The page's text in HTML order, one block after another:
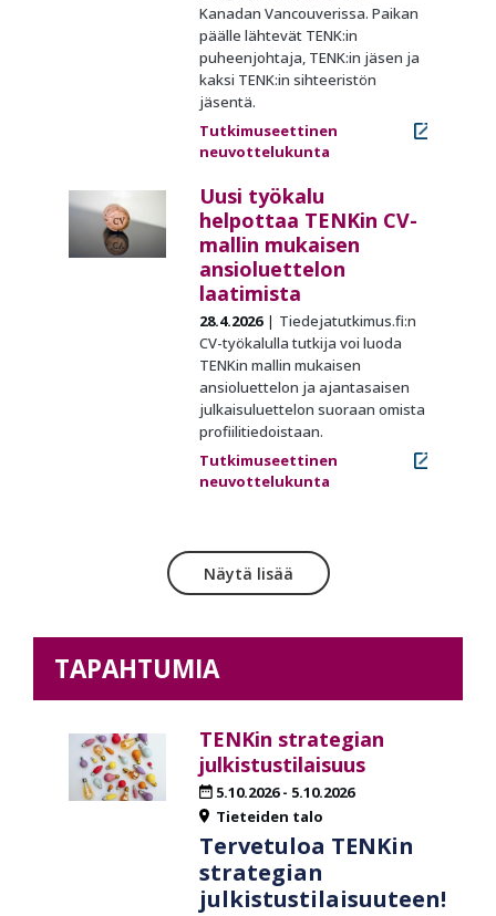
Kanadan Vancouverissa. Paikan
päälle lähtevät TENK:in
puheenjohtaja, TENK:in jäsen ja
kaksi TENK:in sihteeristön
jäsentä.
Tutkimuseettinen
neuvottelukunta
Uusi työkalu
helpottaa TENKin CV-
mallin mukaisen
ansioluettelon
laatimista
28.4.2026
Tiedejatutkimus.fi:n
CV-työkalulla tutkija voi luoda
TENKin mallin mukaisen
ansioluettelon ja ajantasaisen
julkaisuluettelon suoraan omista
profiilitiedoistaan.
Tutkimuseettinen
neuvottelukunta
Näytä lisää
TAPAHTUMIA
TENKin strategian
julkistustilaisuus
5.10.2026- 5.10.2026
Tieteiden talo
Tervetuloa TENKin
strategian
julkistustilaisuuteen!